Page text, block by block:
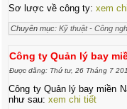
Sơ lược về công ty:xem
Chuyên mục:Kỹ thuật - Công
Công ty Quản lý bay
Được đăng: Thứ tư, 26 Tháng 7
Công ty Quản lý bay miền
như sau:xem chi tiết